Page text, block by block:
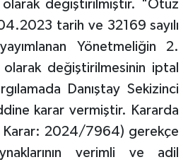
değiştirilmiştir. "Otuz
tarih ve 32169 sayılı
Yönetmeliğin 2.
değiştirilmesinin iptal
Danıştay Sekizinci
karar vermiştir. Kararda
2024/7964) gerekçe
verimli ve adil